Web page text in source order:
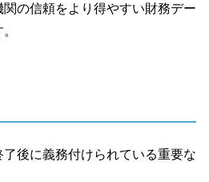
の信頼をより得やすい財務デー
後に義務付けられている重要な